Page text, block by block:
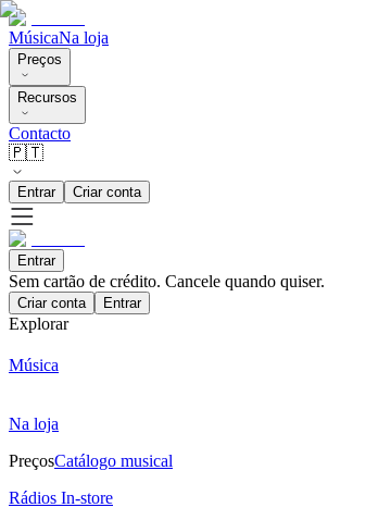
MúsicaNa loja
Preços
Recursos
Contacto
🇵🇹
Entrar Criar conta
Entrar
Sem cartão de crédito. Cancele quando quiser.
Criar conta Entrar
Explorar
Música
Na loja
PreçosCatálogo musical
Rádios In-store